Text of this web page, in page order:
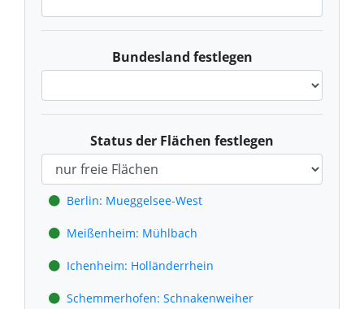
Bundesland festlegen
Status der Flächen festlegen
Berlin: Mueggelsee-West
Meißenheim: Mühlbach
Ichenheim: Holländerrhein
Schemmerhofen: Schnakenweiher